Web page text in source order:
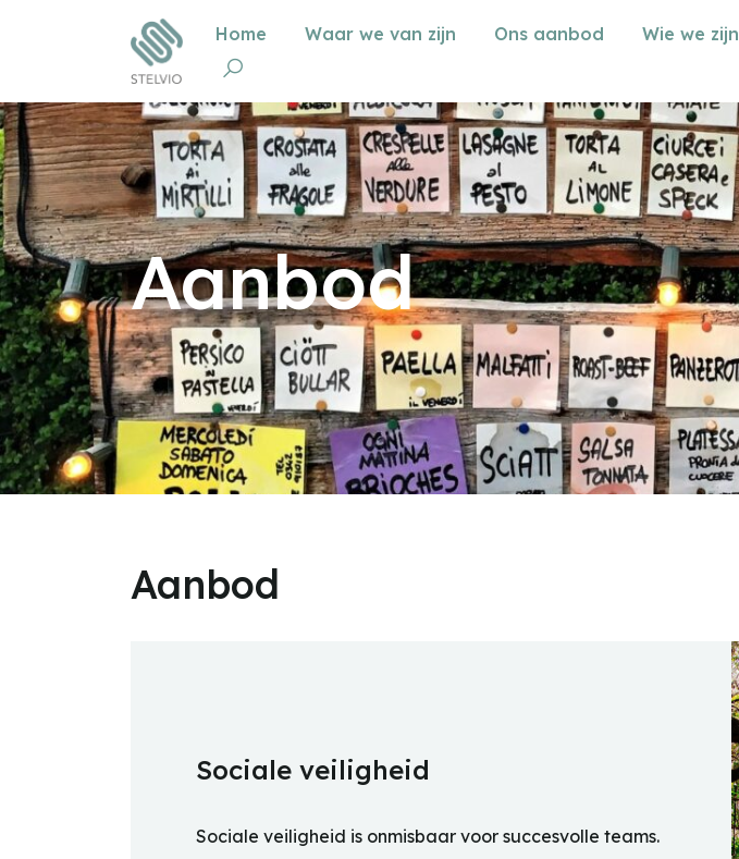
Home Waar we van zijn Ons aanbod Wie we zijn
Aanbod
Aanbod
Sociale veiligheid
Sociale veiligheid is onmisbaar voor succesvolle teams.